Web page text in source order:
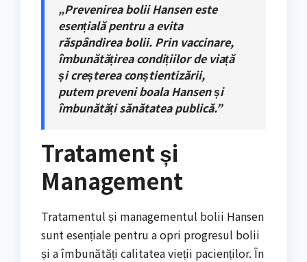
„Prevenirea bolii Hansen este
esențială pentru a evita
răspândirea bolii. Prin vaccinare,
îmbunătățirea condițiilor de viață
și creșterea conștientizării,
putem preveni boala Hansen și
îmbunătăți sănătatea publică.”
Tratament și
Management
Tratamentul și managementul bolii Hansen
sunt esențiale pentru a opri progresul bolii
și a îmbunătăți calitatea vieții pacienților. În